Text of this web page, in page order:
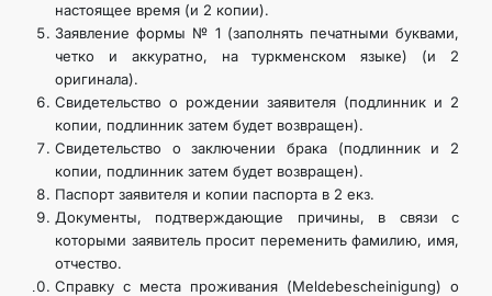
настоящее время (и 2 копии).
Заявление формы № 1 (заполнять печатными буквами,
четко и аккуратно, на туркменском языке) (и 2
оригинала).
Свидетельство о рождении заявителя (подлинник и 2
копии, подлинник затем будет возвращен).
Свидетельство о заключении брака (подлинник и 2
копии, подлинник затем будет возвращен).
Паспорт заявителя и копии паспорта в 2 екз.
Документы, подтверждающие причины, в связи с
которыми заявитель просит переменить фамилию, имя,
отчество.
Справку с места проживания (Meldebescheinigung) о